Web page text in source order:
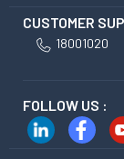
CUSTOMER
18001020
FOLLOW US :